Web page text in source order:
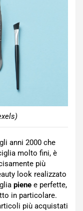
anni 2000 che
molto fini, è
più
look realizzato
piene e perfette,
in particolare.
più acquistati